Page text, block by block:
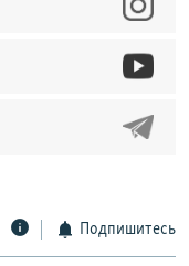
Подпишитесь